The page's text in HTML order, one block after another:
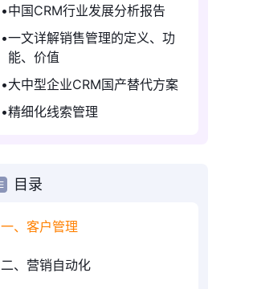
中国CRM行业发展分析报告
一文详解销售管理的定义、功
能、价值
大中型企业CRM国产替代方案
精细化线索管理
目录
一、客户管理
二、营销自动化